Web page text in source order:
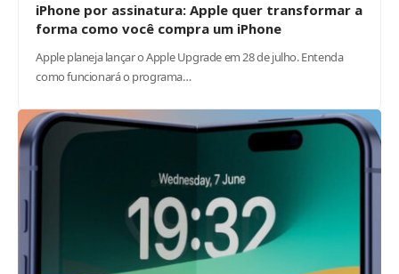
iPhone por assinatura: Apple quer transformar a
forma como você compra um iPhone
Apple planeja lançar o Apple Upgrade em 28 de julho. Entenda
como funcionará o programa…